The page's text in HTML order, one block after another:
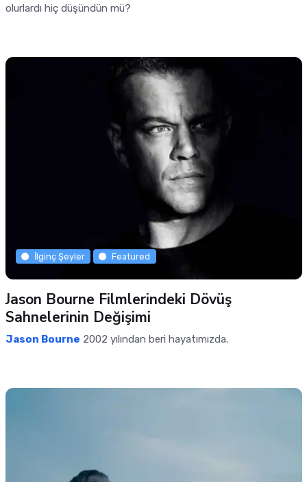
olurlardı hiç düşündün mü?
İlginç Şeyler Featured
Jason Bourne Filmlerindeki Dövüş
Sahnelerinin Değişimi
Jason Bourne 2002 yılından beri hayatımızda.